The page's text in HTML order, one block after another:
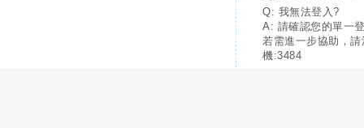
Q: 我無法登入?
A: 請確認您的單一
若需進一步協助，
機:3484